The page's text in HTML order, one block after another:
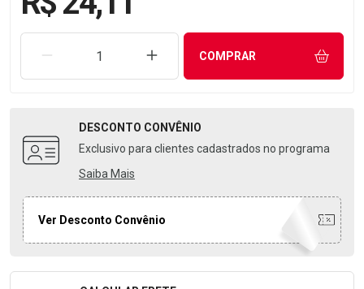
REMOVER UMA UNIDADEAUMENTAR UMA UNIDADE
COMPRAR
DESCONTO CONVÊNIO
Exclusivo para clientes cadastrados no programa
Saiba Mais
Ver Desconto Convênio